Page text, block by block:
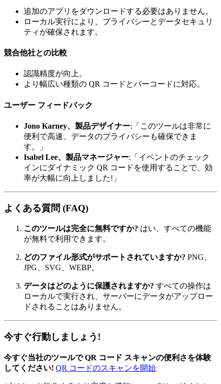
追加のアプリをダウンロードする必要はありません。
ローカル実行により、プライバシーとデータセキュリ
ティが確保されます。
競合他社との比較
認識精度が向上。
より幅広い種類の QR コードとバーコードに対応。
ユーザー フィードバック
Jono Karney、製品デザイナー:「このツールは非常に
便利で高速、データのプライバシーも確保できま
す。」
Isabel Lee、製品マネージャー:「イベントのチェック
インにダイナミック QR コードを使用することで、効
率が大幅に向上しました!」
よくある質問 (FAQ)
このツールは完全に無料ですか? はい、すべての機能
が無料で利用できます。
どのファイル形式がサポートされていますか? PNG、
JPG、SVG、WEBP。
データはどのように保護されますか? すべての操作は
ローカルで実行され、サーバーにデータがアップロー
ドされることはありません。
今すぐ行動しましょう!
今すぐ当社のツールで QR コード スキャンの便利さを体験
してください! QR コードのスキャンを開始